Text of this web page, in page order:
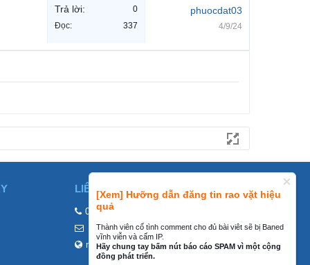
[Xem] Hưỡng dẫn đăng tin rao vặt hiệu
quả
Thành viên cố tình comment cho đủ bài viêt sẽ bị Baned
vĩnh viễn và cấm IP.
Hãy chung tay bấm nút báo cáo SPAM vì một cộng
đồng phát triển.
Trả lời:
0
Đọc:
337
phuocdat03
4/9/24
LIÊN HỆ
0858002468
contact@mraovat.vn
mraovat.vn